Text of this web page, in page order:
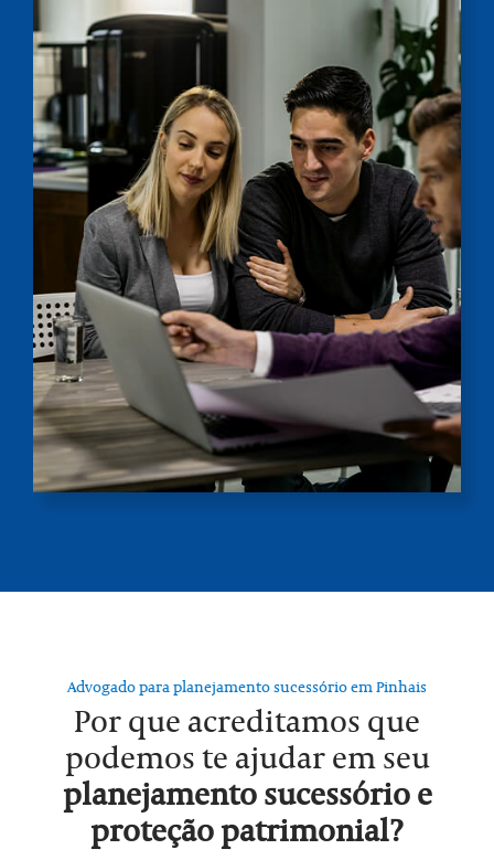
Advogado para planejamento sucessório em Pinhais
Por que acreditamos que
podemos te ajudar em seu
planejamento sucessório e
proteção patrimonial?